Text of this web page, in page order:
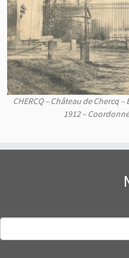
CHERCQ – Château de Chercq
1912 –